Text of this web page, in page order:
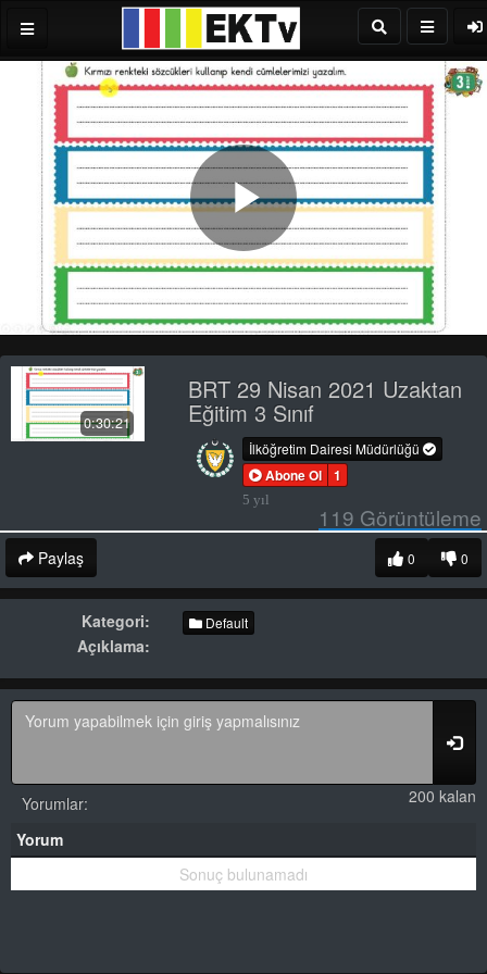
Play
Video
0:30:21
BRT 29 Nisan 2021 Uzaktan
Eğitim 3 Sınıf
İlköğretim Dairesi Müdürlüğü
Abone Ol 1
5 yıl
119 Görüntüleme
Paylaş 0
0
Kategori: Default
Açıklama:
200 kalan
Yorumlar:
Yorum
Sonuç bulunamadı